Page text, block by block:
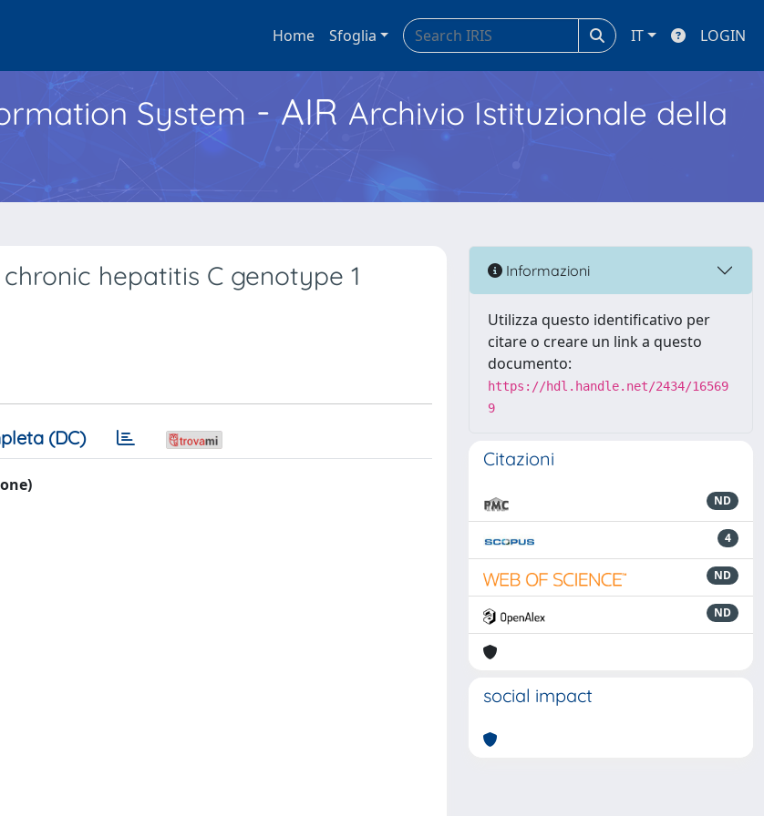
Home Sfoglia IT LOGIN
System - AIR Archivio Istituzionale della
hepatitis C genotype 1
(DC)
Informazioni
Utilizza questo identificativo per
citare o creare un link a questo
documento:
https://hdl.handle.net/2434/16569
9
Citazioni
ND
4
ND
ND
social impact